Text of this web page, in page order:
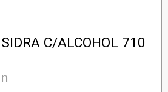
C/ALCOHOL 710